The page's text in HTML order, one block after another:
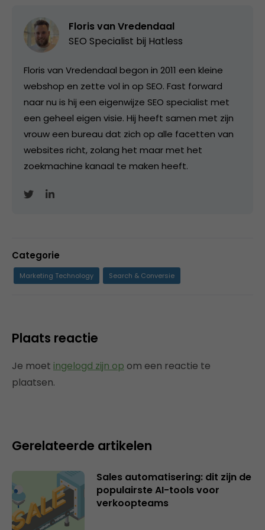
Floris van Vredendaal
SEO Specialist bij Hatless
Floris van Vredendaal begon in 2011 een kleine
webshop en zette vol in op SEO. Fast forward
naar nu is hij een eigenwijze SEO specialist met
een geheel eigen visie. Hij heeft samen met zijn
vrouw een bureau dat zich op alle facetten van
websites richt, zolang het maar met het
zoekmachine kanaal te maken heeft.
Categorie
Marketing Technology Search & Conversie
Plaats reactie
Je moet ingelogd zijn op om een reactie te
plaatsen.
Gerelateerde artikelen
Sales automatisering: dit zijn de
populairste AI-tools voor
verkoopteams